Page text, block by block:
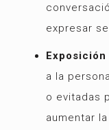
expresar
Exposición
a la
o evitadas
aumentar